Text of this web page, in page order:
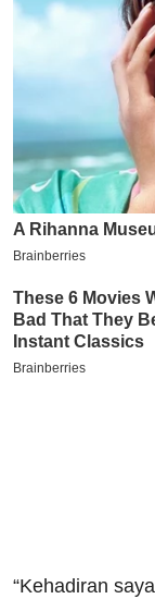
“Kehadiran